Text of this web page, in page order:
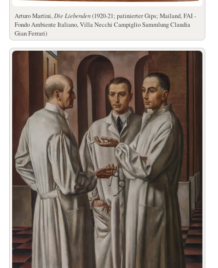
Arturo Martini, Die Liebenden(1920-21; patinierter Gips; Mailand, FAI -
Fondo Ambiente Italiano, Villa Necchi Campiglio Sammlung Claudia
Gian Ferrari)